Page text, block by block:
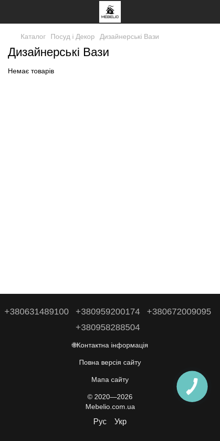
Каталог Посуд і Декор Дизайнерські Вази
Дизайнерські Вази
Немає товарів
+380631489100 +380959200174
+380672009095
+380958288504
🌐Контактна інформація
Повна версія сайту
Мапа сайту
© 2020—2026
Mebelio.com.ua
Рус Укр